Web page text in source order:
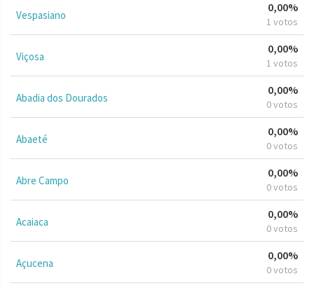
Vespasiano
0,00%
1 votos
Viçosa
0,00%
1 votos
Abadia dos Dourados
0,00%
0 votos
Abaeté
0,00%
0 votos
Abre Campo
0,00%
0 votos
Acaiaca
0,00%
0 votos
Açucena
0,00%
0 votos